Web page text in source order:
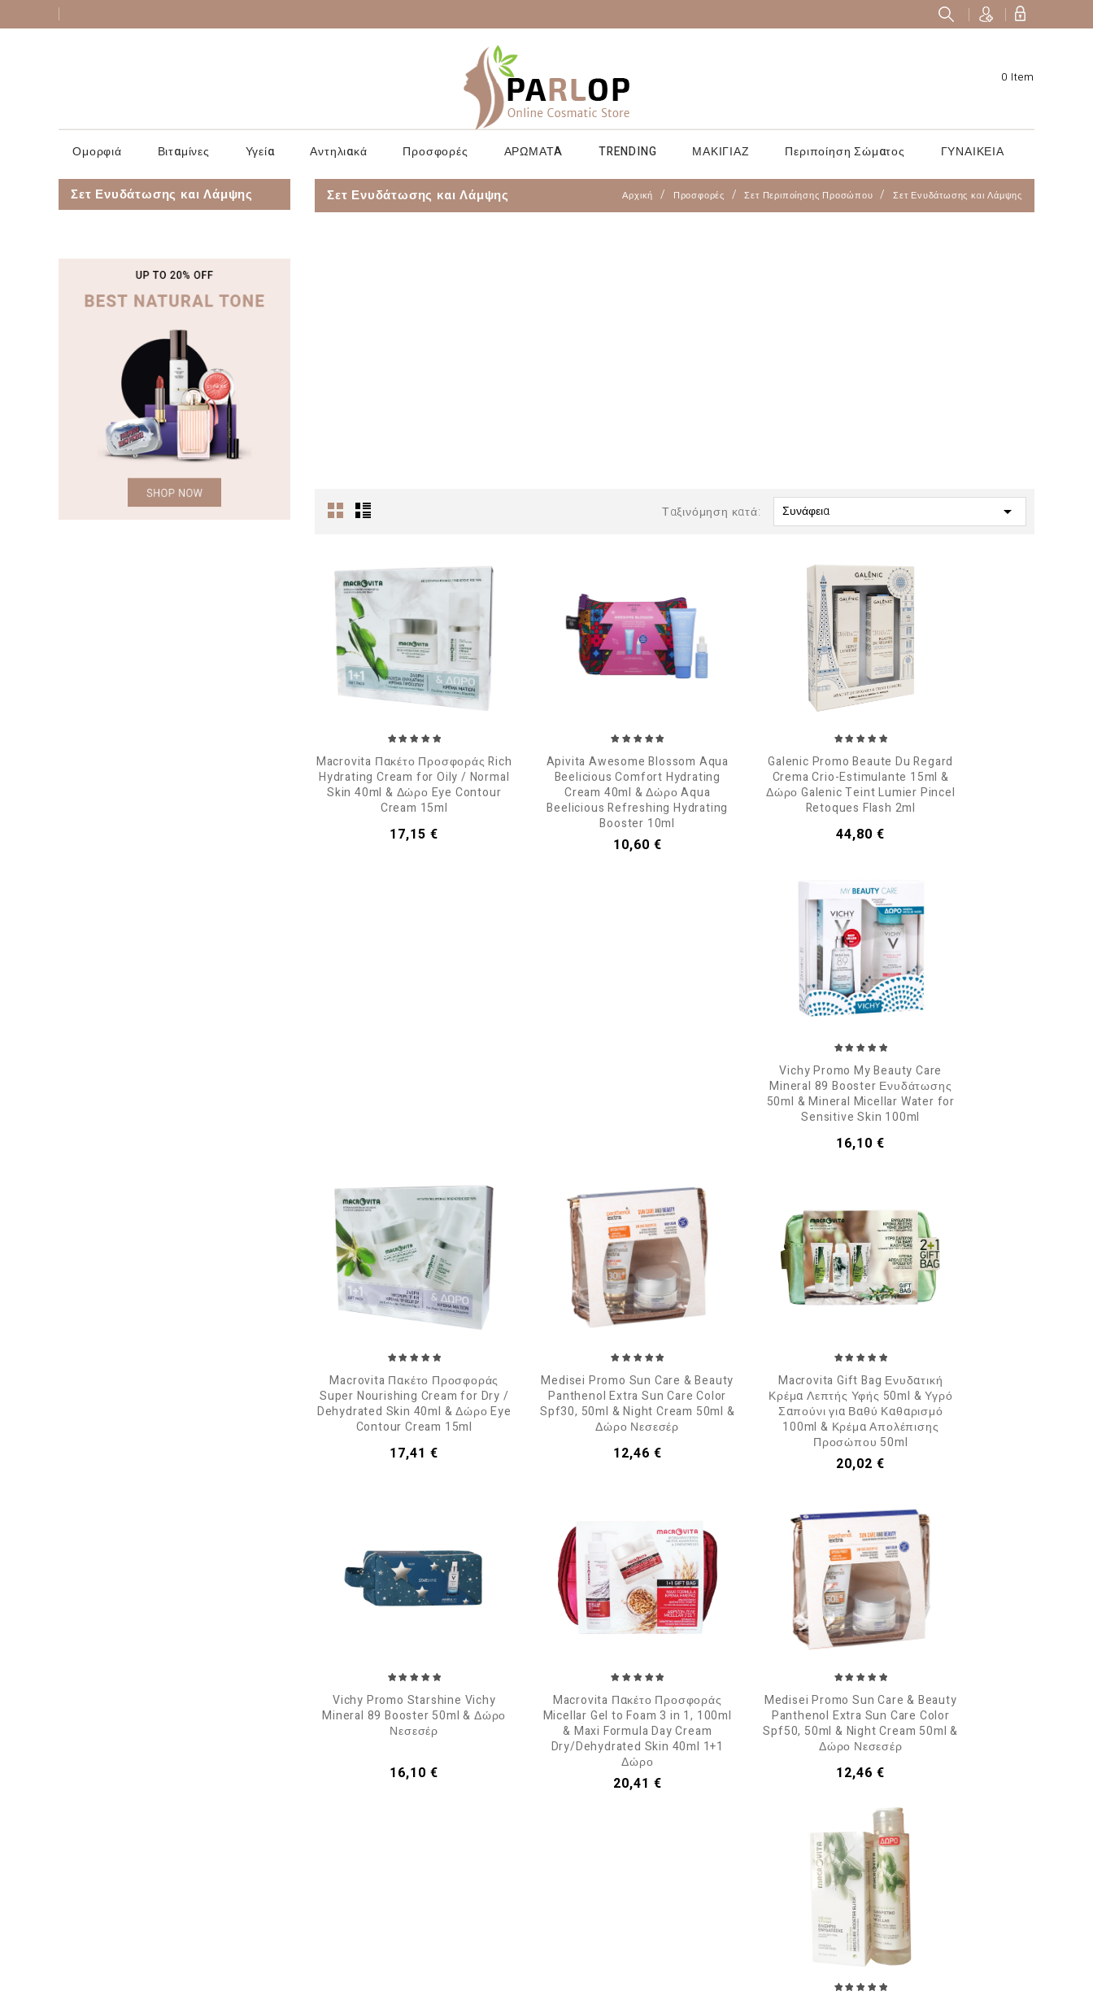
0 Item
Ομορφιά Βιταμίνες Υγεία Αντηλιακά Προσφορές ΑΡΩΜΑΤA TRENDING ΜΑΚΙΓΙΑΖ Περιποίηση Σώματος ΓΥΝΑΙΚΕΙΑ
Σετ Ενυδάτωσης και Λάμψης Σετ Ενυδάτωσης και Λάμψης Αρχική Προσφορές Σετ Περιποίησης Προσώπου Σετ Ενυδάτωσης και Λάμψης
Ταξινόμηση κατά: Συνάφεια 
Macrovita Πακέτο Προσφοράς Rich
Hydrating Cream for Oily / Normal
Skin 40ml & Δώρο Eye Contour
Cream 15ml
Τιμή
17,15 €
Apivita Awesome Blossom Aqua
Beelicious Comfort Hydrating
Cream 40ml & Δώρο Aqua
Beelicious Refreshing Hydrating
Booster 10ml
Τιμή
10,60 €
Galenic Promo Beaute Du Regard
Crema Crio-Estimulante 15ml &
Δώρο Galenic Teint Lumier Pincel
Retoques Flash 2ml
Τιμή
44,80 €
Vichy Promo My Beauty Care
Mineral 89 Booster Ενυδάτωσης
50ml & Mineral Micellar Water for
Sensitive Skin 100ml
Τιμή
16,10 €
Macrovita Πακέτο Προσφοράς
Super Nourishing Cream for Dry /
Dehydrated Skin 40ml & Δώρο Eye
Contour Cream 15ml
Τιμή
17,41 €
Medisei Promo Sun Care & Beauty
Panthenol Extra Sun Care Color
Spf30, 50ml & Night Cream 50ml &
Δώρο Νεσεσέρ
Τιμή
12,46 €
Macrovita Gift Bag Ενυδατική
Κρέμα Λεπτής Υφής 50ml & Υγρό
Σαπούνι για Βαθύ Καθαρισμό
100ml & Κρέμα Απολέπισης
Προσώπου 50ml
Τιμή
20,02 €
Vichy Promo Starshine Vichy
Mineral 89 Booster 50ml & Δώρο
Νεσεσέρ
Τιμή
16,10 €
Macrovita Πακέτο Προσφοράς
Micellar Gel to Foam 3 in 1, 100ml
& Maxi Formula Day Cream
Dry/Dehydrated Skin 40ml 1+1
Δώρο
Τιμή
20,41 €
Medisei Promo Sun Care & Beauty
Panthenol Extra Sun Care Color
Spf50, 50ml & Night Cream 50ml &
Δώρο Νεσεσέρ
Τιμή
12,46 €